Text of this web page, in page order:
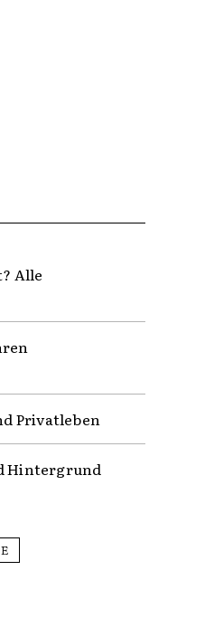
Alle
Privatleben
Hintergrund